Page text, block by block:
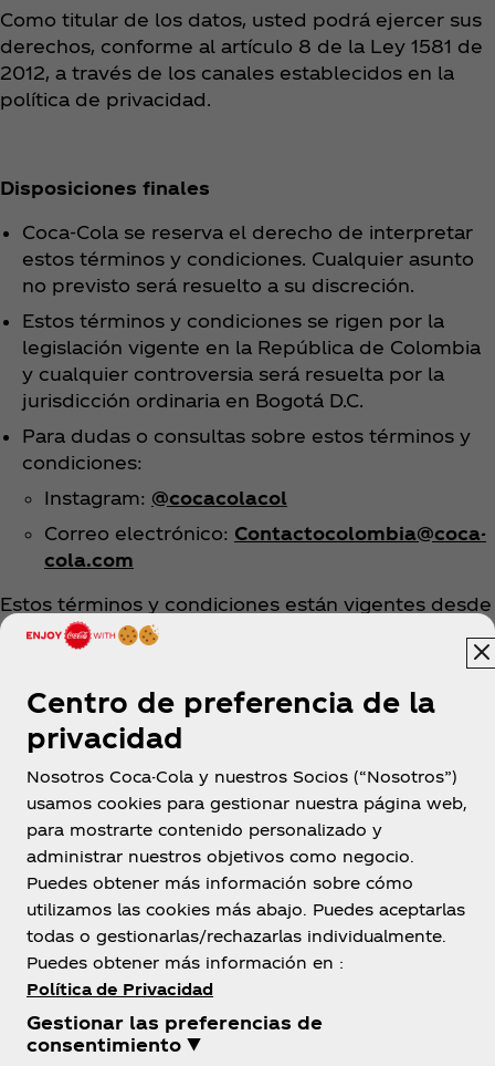
Como titular de los datos, usted podrá ejercer sus
derechos, conforme al artículo 8 de la Ley 1581 de
2012, a través de los canales establecidos en la
política de privacidad.
Disposiciones finales
Coca‑Cola se reserva el derecho de interpretar
estos términos y condiciones. Cualquier asunto
no previsto será resuelto a su discreción.
Estos términos y condiciones se rigen por la
legislación vigente en la República de Colombia
y cualquier controversia será resuelta por la
jurisdicción ordinaria en Bogotá D.C.
Para dudas o consultas sobre estos términos y
condiciones:
Instagram: @cocacolacol
Correo electrónico: Contactocolombia@coca-
cola.com
Estos términos y condiciones están vigentes desde
el 15 de agosto de 2025.
Colombia
Sobre nosotros
Centro de preferencia de la
privacidad
Nosotros Coca-Cola y nuestros Socios (“Nosotros”)
usamos cookies para gestionar nuestra página web,
para mostrarte contenido personalizado y
administrar nuestros objetivos como negocio.
Puedes obtener más información sobre cómo
utilizamos las cookies más abajo. Puedes aceptarlas
todas o gestionarlas/rechazarlas individualmente.
Puedes obtener más información en :
Política de Privacidad
Gestionar las preferencias de
consentimiento ▼